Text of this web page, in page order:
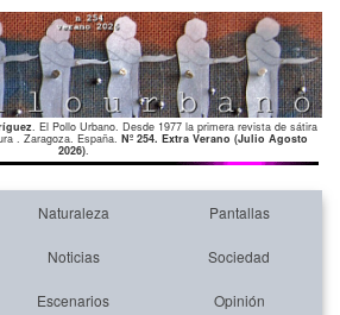
. El Pollo Urbano. Desde 1977 la primera revista de sátira
. Zaragoza. España. Nº 254. Extra Verano (Julio Agosto
2026).
Naturaleza Pantallas
Noticias Sociedad
Escenarios Opinión